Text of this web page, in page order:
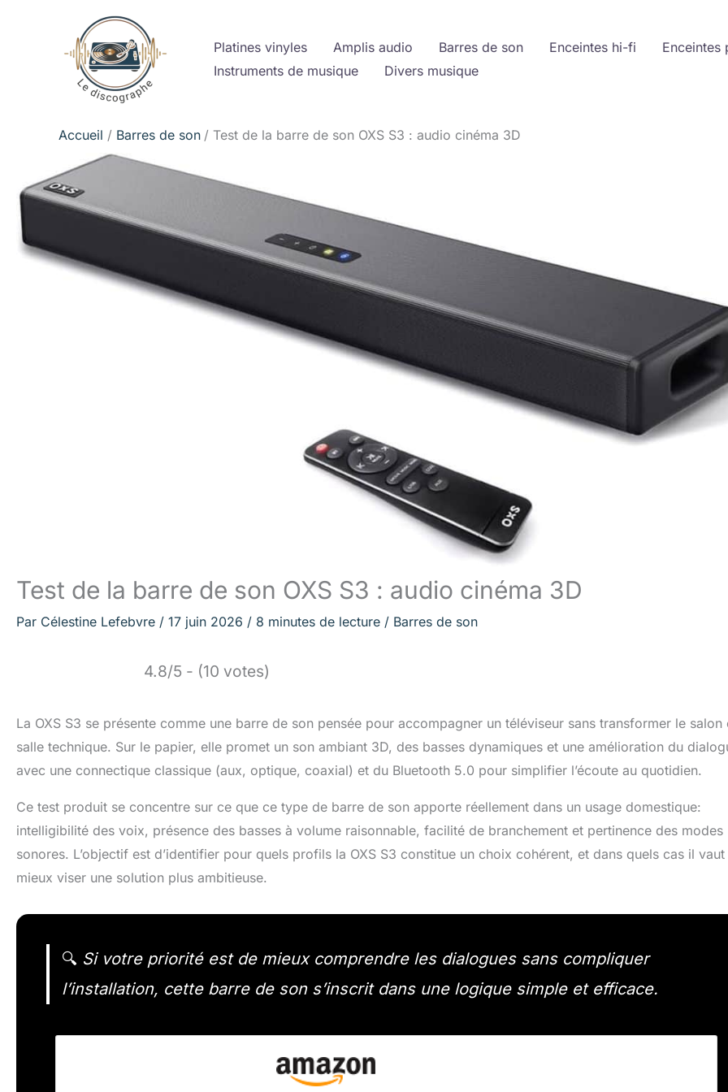
Platines vinyles Amplis audio Barres de son Enceintes hi-fi
Enceintes
Instruments de musique
Divers musique
Accueil Barres de son Test de la barre de son OXS S3 : audio cinéma 3D
Test de la barre de son OXS S3 : audio cinéma 3D
Par Célestine Lefebvre / 17 juin 2026 / 8 minutes de lecture / Barres de son
4.8/5 - (10 votes)
La OXS S3 se présente comme une barre de son pensée pour accompagner un téléviseur sans transformer le salon
salle technique. Sur le papier, elle promet un son ambiant 3D, des basses dynamiques et une amélioration du
avec une connectique classique (aux, optique, coaxial) et du Bluetooth 5.0 pour simplifier l’écoute au quotidien.
Ce test produit se concentre sur ce que ce type de barre de son apporte réellement dans un usage domestique:
intelligibilité des voix, présence des basses à volume raisonnable, facilité de branchement et pertinence des modes
sonores. L’objectif est d’identifier pour quels profils la OXS S3 constitue un choix cohérent, et dans quels cas il vaut
mieux viser une solution plus ambitieuse.
🔍 Si votre priorité est de mieux comprendre les dialogues sans compliquer
l’installation, cette barre de son s’inscrit dans une logique simple et efficace.